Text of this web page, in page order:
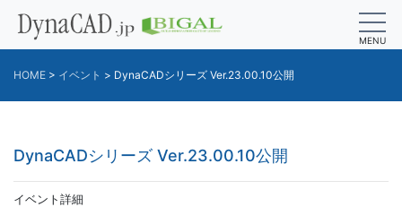
MENU
HOME > イベント > DynaCADシリーズ Ver.23.00.10公開
DynaCADシリーズ Ver.23.00.10公開
イベント詳細